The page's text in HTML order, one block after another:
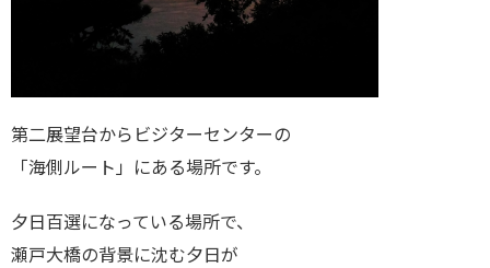
第二展望台からビジターセンターの
「海側ルート」にある場所です。
夕日百選になっている場所で、
瀬戸大橋の背景に沈む夕日が